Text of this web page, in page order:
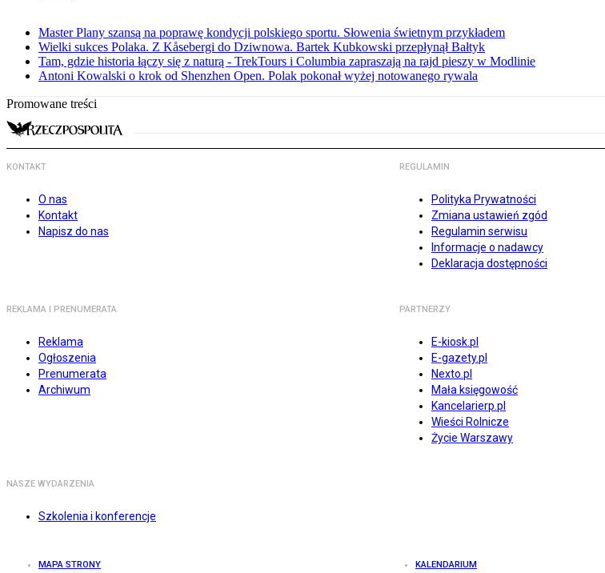
Master Plany szansą na poprawę kondycji polskiego sportu. Słowenia świetnym przykładem
Wielki sukces Polaka. Z Kåsebergi do Dziwnowa. Bartek Kubkowski przepłynął Bałtyk
Tam, gdzie historia łączy się z naturą - TrekTours i Columbia zapraszają na rajd pieszy w Modlinie
Antoni Kowalski o krok od Shenzhen Open. Polak pokonał wyżej notowanego rywala
Promowane treści
KONTAKT
O nas
Kontakt
Napisz do nas
REGULAMIN
Polityka Prywatności
Zmiana ustawień zgód
Regulamin serwisu
Informacje o nadawcy
Deklaracja dostępności
REKLAMA I PRENUMERATA
Reklama
Ogłoszenia
Prenumerata
Archiwum
PARTNERZY
E-kiosk.pl
E-gazety.pl
Nexto.pl
Mała księgowość
Kancelarierp.pl
Wieści Rolnicze
Życie Warszawy
NASZE WYDARZENIA
Szkolenia i konferencje
MAPA STRONY KALENDARIUM